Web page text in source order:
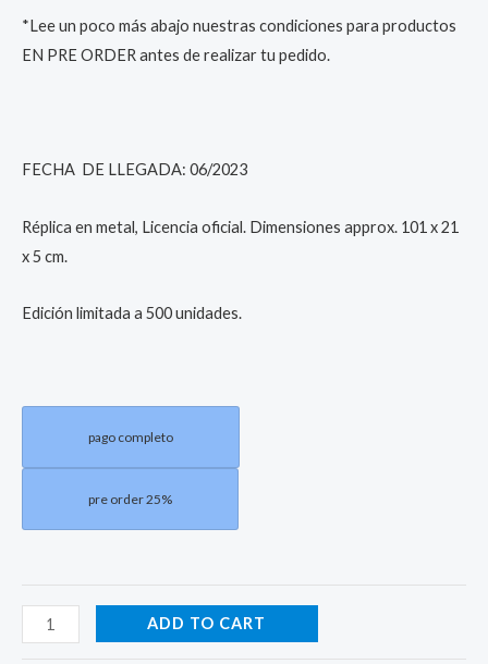
*Lee un poco más abajo nuestras condiciones para productos
EN PRE ORDER antes de realizar tu pedido.
FECHA DE LLEGADA: 06/2023
Réplica en metal, Licencia oficial. Dimensiones approx. 101 x 21
x 5 cm.
Edición limitada a 500 unidades.
pago completo
pre order 25%
ADD TO CART